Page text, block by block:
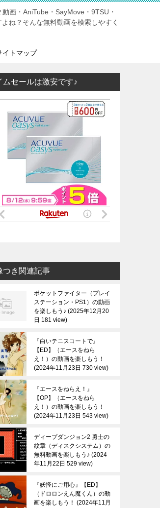
画・AniTube・SayMove・9TSU・
ね？そんな無料動画を検索しやすく
イトマップ
ムセールは激安です♪
つき関連記事
ポケットファイター（プレイ
ステーション・PS1）の動画
を楽しもう♪ 2025年12月20
日 181 view
『白いテニスコートで』
【ED】（エースをねら
え！）の動画を楽しもう！
2024年11月23日 730 view
『エースをねらえ！』
【OP】（エースをねら
え！）の動画を楽しもう！
2024年11月23日 543 view
ディープダンジョン2 勇士の
紋章（ディスクシステム）の
無料動画を楽しもう♪ 2024
年11月22日 529 view
『妖怪にご用心』【ED】
（ドロロンえん魔くん）の動
画を楽しもう！
2024年11月